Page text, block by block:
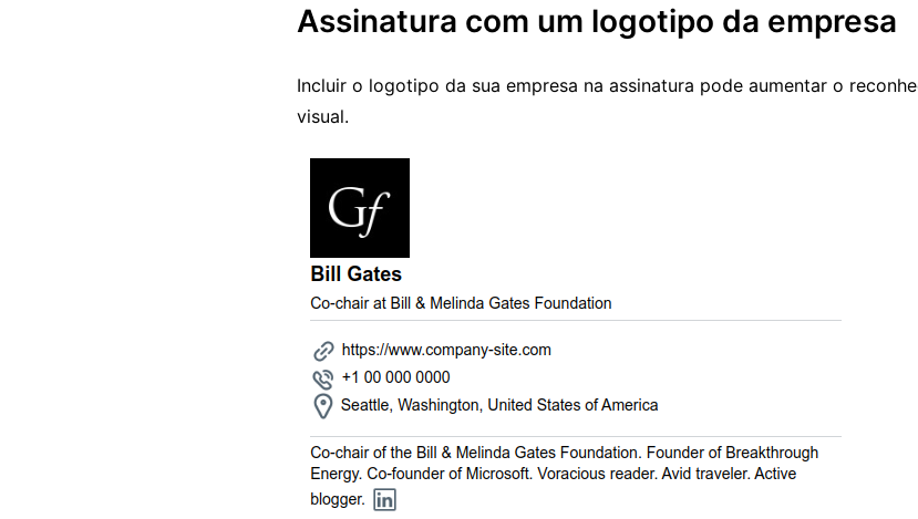
Assinatura com um logotipo da empresa
Incluir o logotipo da sua empresa na assinatura pode aumentar o
visual.